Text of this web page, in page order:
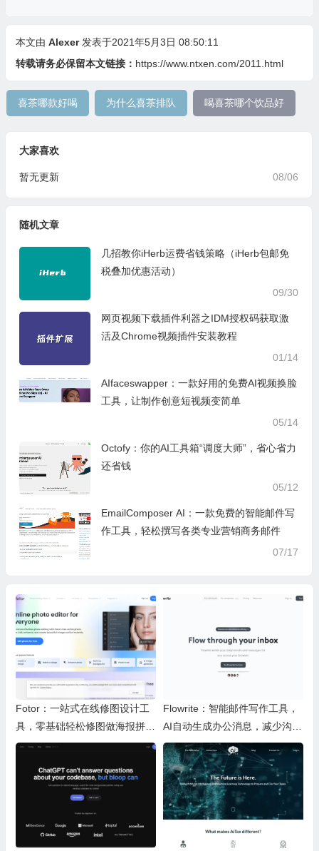
本文由 Alexer 发表于2021年5月3日 08:50:11
转载请务必保留本文链接： https://www.ntxen.com/2011.html
喜茶哪款好喝 为什么喜茶排队 喝喜茶哪个饮品好
大家喜欢
08/06
暂无更新
随机文章
几招教你iHerb运费省钱策略（iHerb包邮免
税叠加优惠活动）
09/30
网页视频下载插件利器之IDM授权码获取激
活及Chrome视频插件安装教程
01/14
AIfaceswapper：一款好用的免费AI视频换脸
工具，让制作创意短视频变简单
05/14
Octofy：你的AI工具箱“调度大师”，省心省力
还省钱
05/12
EmailComposer AI：一款免费的智能邮件写
作工具，轻松撰写各类专业营销商务邮件
07/17
Fotor：一站式在线修图设计工
具，零基础轻松修图做海报拼图
文创内容
Flowrite：智能邮件写作工具，
AI自动生成办公消息，减少沟通
时间，提升办公效率